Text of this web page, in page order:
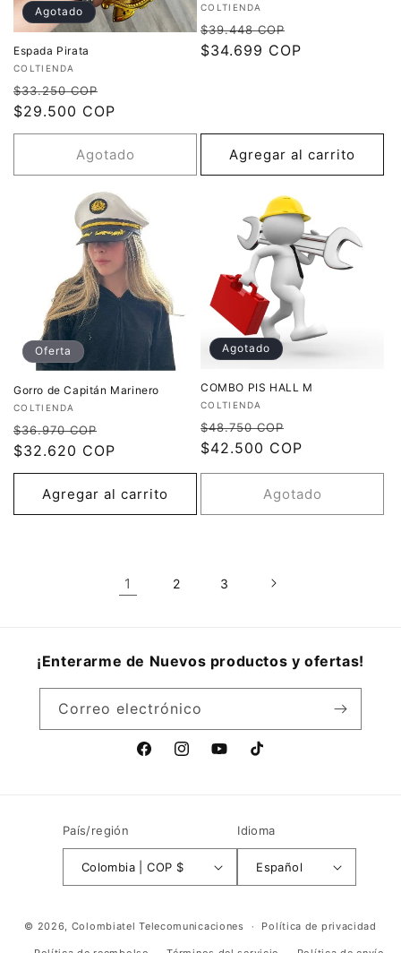
Agotado
Espada Pirata
Proveedor:
COLTIENDA
Precio
habitual
$33.250 COP
de
oferta
$29.500 COP
Agotado
Proveedor:
COLTIENDA
Precio
habitual
$39.448 COP
de
$34.699 COP
Agregar al carrito
Oferta
Gorro de Capitán Marinero
Proveedor:
COLTIENDA
Precio
habitual
$36.970 COP
de
oferta
$32.620 COP
Agregar al carrito
Agotado
COMBO PIS HALL M
Proveedor:
COLTIENDA
Precio
habitual
$48.750 COP
de
oferta
$42.500 COP
Agotado
1 2 3
¡Enterarme de Nuevos productos y ofertas!
Correo electrónico
FacebookInstagramYouTubeTikTok
País/región
Colombia | COP $
Idioma
Español
de
© 2026, Colombiatel Telecomunicaciones Política de privacidad